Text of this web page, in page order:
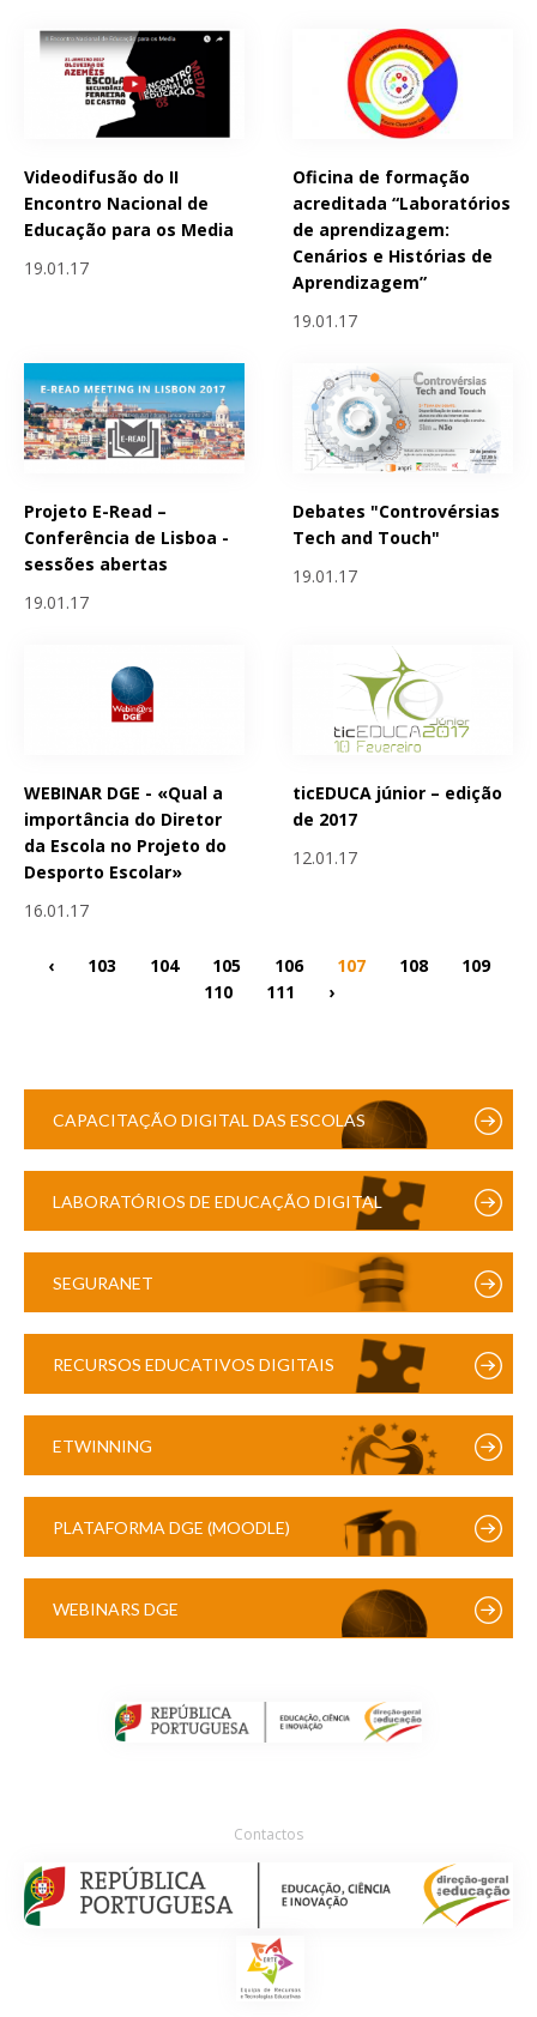
Videodifusão do II
Encontro Nacional de
Educação para os Media
19.01.17
Oficina de formação
acreditada “Laboratórios
de aprendizagem:
Cenários e Histórias de
Aprendizagem”
19.01.17
Projeto E-Read –
Conferência de Lisboa -
sessões abertas
19.01.17
Debates "Controvérsias
Tech and Touch"
19.01.17
WEBINAR DGE - «Qual a
importância do Diretor
da Escola no Projeto do
Desporto Escolar»
16.01.17
ticEDUCA júnior – edição
de 2017
12.01.17
‹ 103 104 105 106 107 108
109
110
111 ›
CAPACITAÇÃO DIGITAL DAS ESCOLAS
LABORATÓRIOS DE EDUCAÇÃO DIGITAL
SEGURANET
RECURSOS EDUCATIVOS DIGITAIS
ETWINNING
PLATAFORMA DGE (MOODLE)
WEBINARS DGE
Contactos